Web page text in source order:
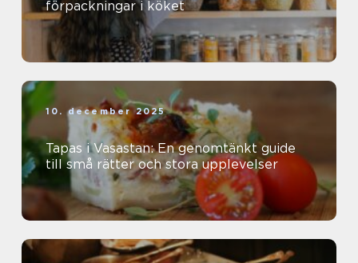
förpackningar i köket
10. december 2025
Tapas i Vasastan: En genomtänkt guide
till små rätter och stora upplevelser